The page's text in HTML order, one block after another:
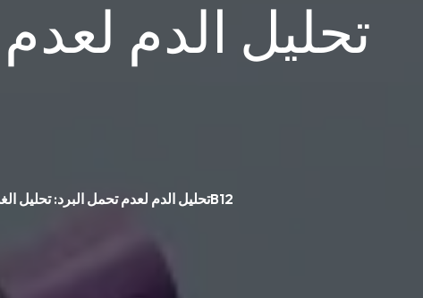
تحليل الدم
تحليل الدم لعدم تحمل البرد: تحليل الغدة الدرقية والحديد وB12